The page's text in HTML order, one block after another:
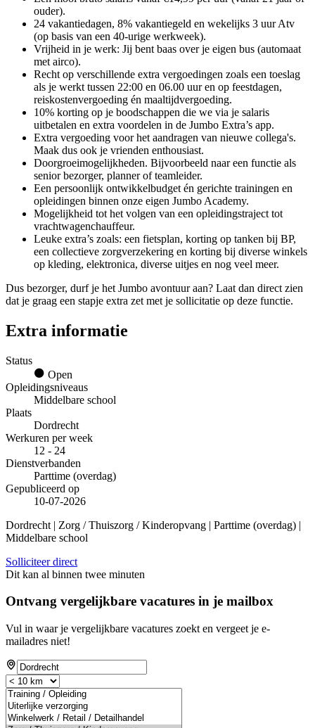
ouder).
24 vakantiedagen, 8% vakantiegeld en wekelijks 3 uur Atv
(op basis van een 40-urige werkweek).
Vrijheid in je werk: Jij bent baas over je eigen bus (automaat
met airco).
Recht op verschillende extra vergoedingen zoals een toeslag
als je werkt tussen 22:00 en 06.00 uur en op feestdagen,
reiskostenvergoeding én maaltijdvergoeding.
10% korting op je boodschappen die we via je salaris
uitbetalen en extra voordelen in de Jumbo Extra’s app.
Extra vergoeding voor het aandragen van nieuwe collega's.
Maak dus ook je vrienden enthousiast.
Doorgroeimogelijkheden. Bijvoorbeeld naar een functie als
senior bezorger, planner of teamleider.
Een persoonlijk ontwikkelbudget én gerichte trainingen en
opleidingen binnen onze eigen Jumbo Academy.
Mogelijkheid tot het volgen van een opleidingstraject tot
vrachtwagenchauffeur.
Leuke extra’s zoals: een fietsplan, korting op tanken bij BP,
een collectieve zorgverzekering en korting bij diverse winkels
op kleding, elektronica, diverse uitjes en nog veel meer.
Dus bezorger, durf je het Jumbo avontuur aan? Laat dan direct zien
dat je graag een stapje extra zet met je sollicitatie op deze functie.
Extra informatie
Status
Open
Opleidingsniveaus
Middelbare school
Plaats
Dordrecht
Werkuren per week
12 - 24
Dienstverbanden
Parttime (overdag)
Gepubliceerd op
10-07-2026
Dordrecht | Zorg / Thuiszorg / Kinderopvang | Parttime (overdag) |
Middelbare school
Solliciteer direct
Dit kan al binnen twee minuten
Ontvang vergelijkbare vacatures in je mailbox
Vul in waar je vergelijkbare vacatures zoekt en vergeet je e-
mailadres niet!